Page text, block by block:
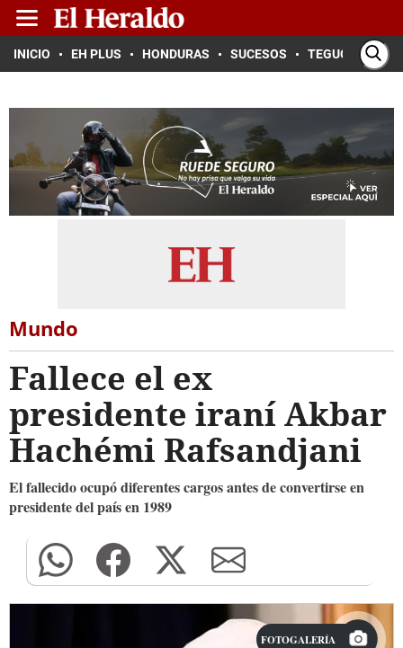
INICIO EH PLUS HONDURAS SUCESOS TEGUCIGALPA
Mundo
Fallece el ex
presidente iraní Akbar
Hachémi Rafsandjani
El fallecido ocupó diferentes cargos antes de convertirse en
presidente del país en 1989
FOTOGALERÍA